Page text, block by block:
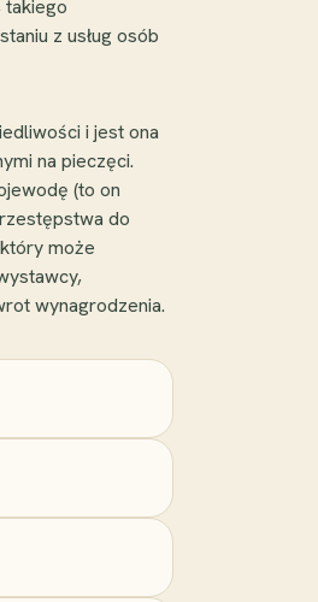
takiego
z usług osób
i jest ona
na pieczęci.
(to on
do
może
wynagrodzenia.